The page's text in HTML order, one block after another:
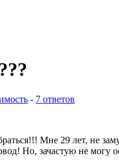
- 7 ответов
Мне 29 лет, не
Но, зачастую не могу